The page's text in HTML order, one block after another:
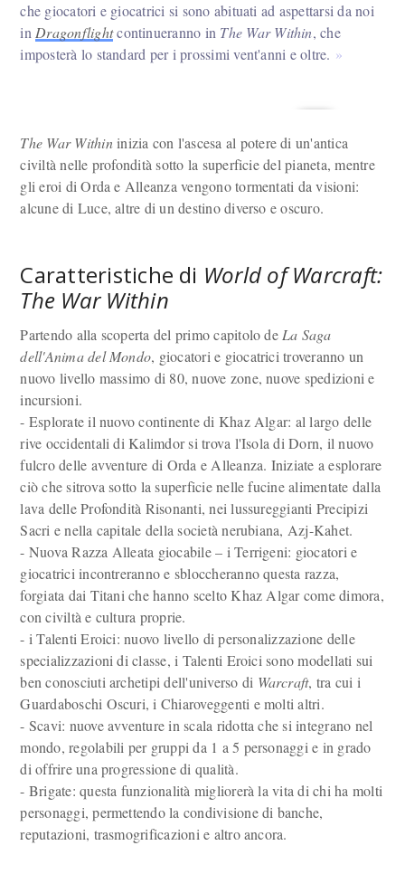
che giocatori e giocatrici si sono abituati ad aspettarsi da noi
in Dragonflightcontinueranno in The War Within, che
imposterà lo standard per i prossimi vent'anni e oltre.
The War Withininizia con l'ascesa al potere di un'antica
civiltà nelle profondità sotto la superficie del pianeta, mentre
gli eroi di Orda e Alleanza vengono tormentati da visioni:
alcune di Luce, altre di un destino diverso e oscuro.
Caratteristiche di World of Warcraft:
The War Within
Partendo alla scoperta del primo capitolo deLa Saga
dell'Anima del Mondo, giocatori e giocatrici troveranno un
nuovo livello massimo di 80, nuove zone, nuove spedizioni e
incursioni.
- Esplorate il nuovo continente di Khaz Algar: al largo delle
rive occidentali di Kalimdor si trova l'Isola di Dorn, il nuovo
fulcro delle avventure di Orda e Alleanza. Iniziate a esplorare
ciò che sitrova sotto la superficie nelle fucine alimentate dalla
lava delle Profondità Risonanti, nei lussureggianti Precipizi
Sacri e nella capitale della società nerubiana, Azj-Kahet.
- Nuova Razza Alleata giocabile – i Terrigeni: giocatori e
giocatrici incontreranno e sbloccheranno questa razza,
forgiata dai Titani che hanno scelto Khaz Algar come dimora,
con civiltà e cultura proprie.
- i Talenti Eroici: nuovo livello di personalizzazione delle
specializzazioni di classe, i Talenti Eroici sono modellati sui
ben conosciuti archetipi dell'universo di Warcraft, tra cui i
Guardaboschi Oscuri, i Chiaroveggenti e molti altri.
- Scavi: nuove avventure in scala ridotta che si integrano nel
mondo, regolabili per gruppi da 1 a 5 personaggi e in grado
di offrire una progressione di qualità.
- Brigate: questa funzionalità migliorerà la vita di chi ha molti
personaggi, permettendo la condivisione di banche,
reputazioni, trasmogrificazioni e altro ancora.